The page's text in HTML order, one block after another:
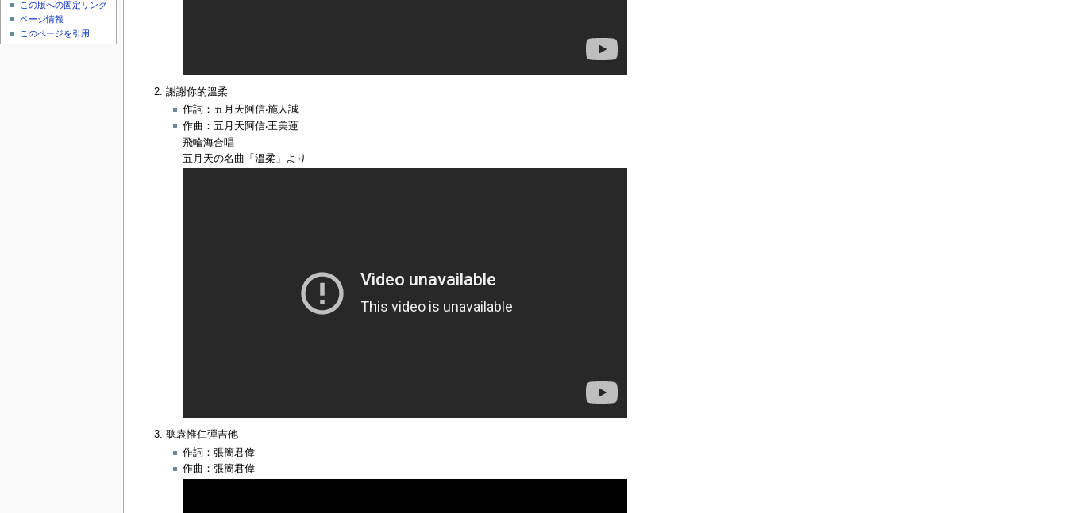
謝謝你的溫柔
作詞：五月天阿信‧施人誠
作曲：五月天阿信‧王美蓮
飛輪海合唱
五月天の名曲「溫柔」より
聽袁惟仁彈吉他
作詞：張簡君偉
作曲：張簡君偉
この版への固定リンク
ページ情報
このページを引用